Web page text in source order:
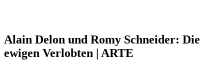
Alain Delon und Romy Schneider: Die
ewigen Verlobten | ARTE